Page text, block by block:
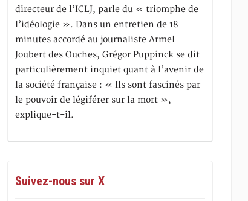
directeur de l’ICLJ, parle du « triomphe de
l’idéologie ». Dans un entretien de 18
minutes accordé au journaliste Armel
Joubert des Ouches, Grégor Puppinck se dit
particulièrement inquiet quant à l’avenir de
la société française : « Ils sont fascinés par
le pouvoir de légiférer sur la mort »,
explique-t-il.
Suivez-nous sur X